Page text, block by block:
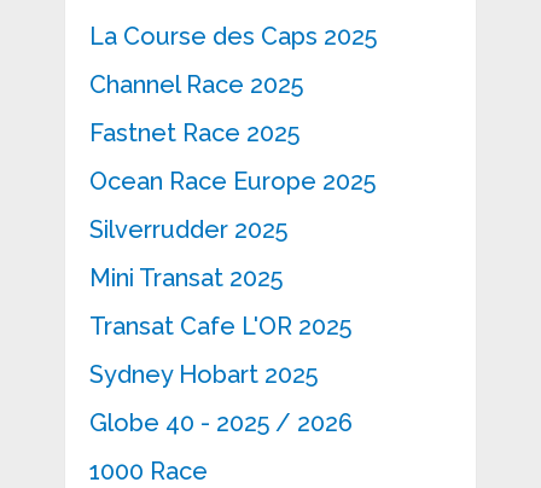
La Course des Caps 2025
Channel Race 2025
Fastnet Race 2025
Ocean Race Europe 2025
Silverrudder 2025
Mini Transat 2025
Transat Cafe L'OR 2025
Sydney Hobart 2025
Globe 40 - 2025 / 2026
1000 Race